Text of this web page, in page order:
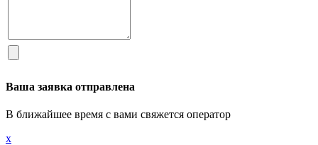
Ваша заявка отправлена
В ближайшее время с вами свяжется оператор
х